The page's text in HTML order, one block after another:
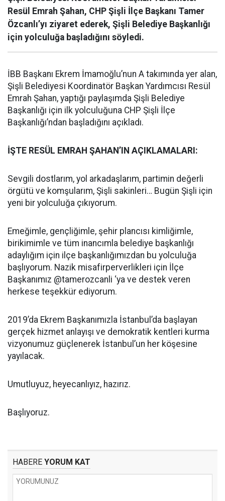
Resül Emrah Şahan, CHP Şişli İlçe Başkanı Tamer
Özcanlı’yı ziyaret ederek, Şişli Belediye Başkanlığı
için yolculuğa başladığını söyledi.
İBB Başkanı Ekrem İmamoğlu’nun A takımında yer alan,
Şişli Belediyesi Koordinatör Başkan Yardımcısı Resül
Emrah Şahan, yaptığı paylaşımda Şişli Belediye
Başkanlığı için ilk yolculuğuna CHP Şişli İlçe
Başkanlığı’ndan başladığını açıkladı.
İŞTE RESÜL EMRAH ŞAHAN’IN AÇIKLAMALARI:
Sevgili dostlarım, yol arkadaşlarım, partimin değerli
örgütü ve komşularım, Şişli sakinleri… Bugün Şişli için
yeni bir yolculuğa çıkıyorum.
Emeğimle, gençliğimle, şehir plancısı kimliğimle,
birikimimle ve tüm inancımla belediye başkanlığı
adaylığım için ilçe başkanlığımızdan bu yolculuğa
başlıyorum. Nazik misafirperverlikleri için İlçe
Başkanımız @tamerozcanli ‘ya ve destek veren
herkese teşekkür ediyorum.
2019’da Ekrem Başkanımızla İstanbul’da başlayan
gerçek hizmet anlayışı ve demokratik kentleri kurma
vizyonumuz güçlenerek İstanbul’un her köşesine
yayılacak.
Umutluyuz, heyecanlıyız, hazırız.
Başlıyoruz.
HABERE YORUM KAT